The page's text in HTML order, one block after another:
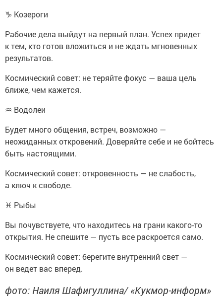
♑ Козероги
Рабочие дела выйдут на первый план. Успех придет
к тем, кто готов вложиться и не ждать мгновенных
результатов.
Космический совет: не теряйте фокус — ваша цель
ближе, чем кажется.
♒ Водолеи
Будет много общения, встреч, возможно —
неожиданных откровений. Доверяйте себе и не бойтесь
быть настоящими.
Космический совет: откровенность — не слабость,
а ключ к свободе.
♓ Рыбы
Вы почувствуете, что находитесь на грани какого-то
открытия. Не спешите — пусть все раскроется само.
Космический совет: берегите внутренний свет —
он ведет вас вперед.
фото: Наиля Шафигуллина/ «Кукмор-информ»